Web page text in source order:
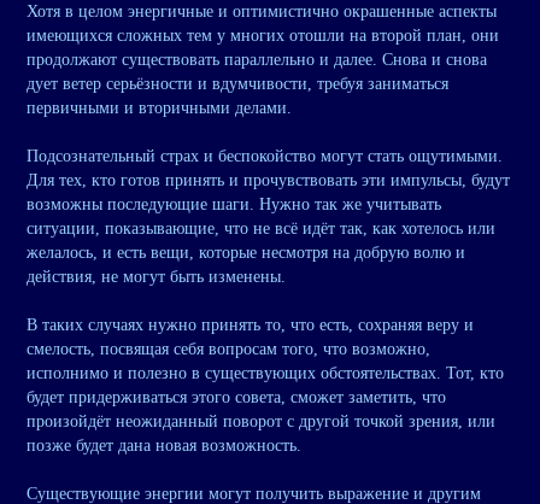
Хотя в целом энергичные и оптимистично окрашенные аспекты
имеющихся сложных тем у многих отошли на второй план, они
продолжают существовать параллельно и далее. Снова и снова
дует ветер серьёзности и вдумчивости, требуя заниматься
первичными и вторичными делами.
Подсознательный страх и беспокойство могут стать ощутимыми.
Для тех, кто готов принять и прочувствовать эти импульсы, будут
возможны последующие шаги. Нужно так же учитывать
ситуации, показывающие, что не всё идёт так, как хотелось или
желалось, и есть вещи, которые несмотря на добрую волю и
действия, не могут быть изменены.
В таких случаях нужно принять то, что есть, сохраняя веру и
смелость, посвящая себя вопросам того, что возможно,
исполнимо и полезно в существующих обстоятельствах. Тот, кто
будет придерживаться этого совета, сможет заметить, что
произойдёт неожиданный поворот с другой точкой зрения, или
позже будет дана новая возможность.
Существующие энергии могут получить выражение и другим